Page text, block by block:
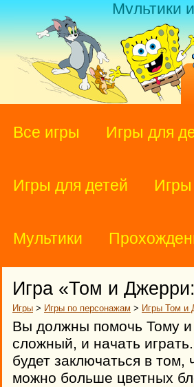
Мультики
Все игры Игры для
Игры для детей Игры
Мультики
Игра «Том и
Игры > Игры по персонажам > Игры Том и
Вы должны помочь Тому
сложный, и начать
будет заключаться в
можно больше цветных